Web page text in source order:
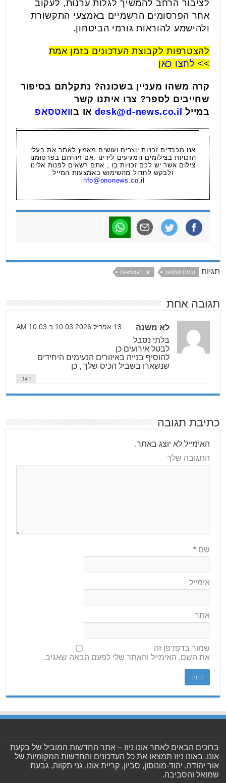
לציבור הרחב להמשיך לגלות ערנות, לעקוב
אחר הפרסומים הרשמיים באמצעי התקשורת
ולהישמע להוראות גורמי הביטחון.
להצטרפות לקבוצת העדכונים בזמן אמת
>> לחצו כאן
קרה משהו מעניין בשכונה? נתקלתם בסיפור
שחייבים לספר? צרו איתנו קשר
במייל desk@d-news.co.il או בוואטסאפ
אנו מכבדים זכויות יוצרים ועושים מאמץ לאתר את בעלי
הזכויות בצילומים המגיעים לידינו .אם זיהיתם בפרסומנו
צילום אשר יש לכם זכויות בו , אתם רשאים לפנות אלינו
ולבקש לחדול מהשימוש באמצעות המייל
info@ononews.co.il
תגיות גבעת שמואל יום העצמאות
תגובה אחת
לא משנה 13 אפריל 2026 10:03 ב 10:03 AM
בלתי נסבל
לבטל אירועים כן
להוסיף בנייה באיזורים הנעימים היחידים
שנשארו בשביל הכיס שלך , כן
הגב
כתיבת תגובה
האימייל לא יוצג באתר.
התגובה שלך
שם*
אימייל
אתר
שמור בדפדפן זה
את השם, האימייל והאתר שלי לפעם הבאה שאגיב.
ברוכים הבאים לאתר אונו ניוז – אתר החדשות המוביל של בקעת
אונו. באונו ניוז תמצאו את כל העדכונים והחדשות המקומיות של
אור יהודה, יהוד-מונוסון, סביון, קריית אונו, גני תקווה, גבעת
שמואל והסביבה.